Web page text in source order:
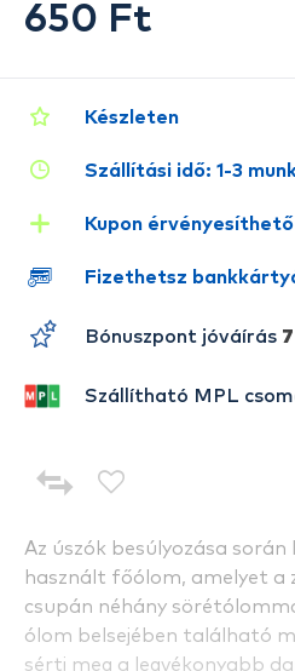
Az úszók besúlyozása
használt főólom, amelyet a
csupán néhány
ólom belsejében található
sérti meg a legvékonyabb
Készleten
Szállítási idő: 1-3
Kupon érvényesíthető
Fizethetsz
Bónuszpont jóváírás
Szállítható MPL
650 Ft